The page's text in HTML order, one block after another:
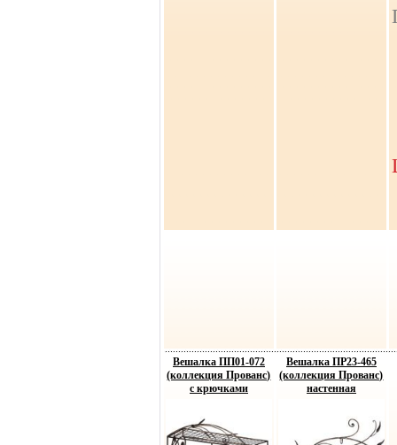
Вешалка ПП01-072
(коллекция Прованс)
с крючками
Вешалка ПР23-465
(коллекция Прованс)
настенная